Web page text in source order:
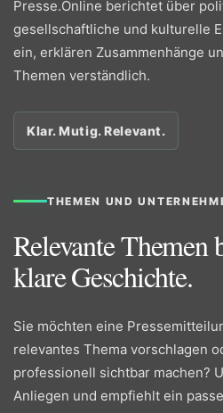
Presse.Online berichtet über
gesellschaftliche und kulturelle
ein, erklären Zusammenhänge
Themen verständlich.
Klar. Mutig. Relevant.
THEMEN UND
Relevante Themen
klare Geschichte.
Sie möchten eine
relevantes Thema vorschlagen
professionell sichtbar machen?
Anliegen und empfiehlt ein